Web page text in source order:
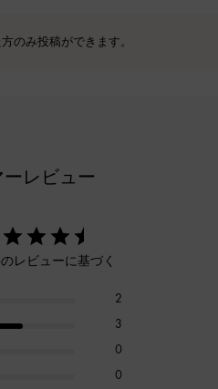
のみ投稿ができます。
レビュー
レビューに基づく
2
3
0
0